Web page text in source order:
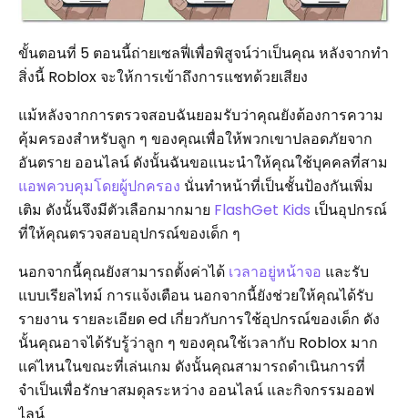
ขั้นตอนที่ 5 ตอนนี้ถ่ายเซลฟี่เพื่อพิสูจน์ว่าเป็นคุณ หลังจากทำ
สิ่งนี้ Roblox จะให้การเข้าถึงการแชทด้วยเสียง
แม้หลังจากการตรวจสอบฉันยอมรับว่าคุณยังต้องการความ
คุ้มครองสำหรับลูก ๆ ของคุณเพื่อให้พวกเขาปลอดภัยจาก
อันตราย ออนไลน์ ดังนั้นฉันขอแนะนำให้คุณใช้บุคคลที่สาม
แอพควบคุมโดยผู้ปกครอง นั่นทำหน้าที่เป็นชั้นป้องกันเพิ่ม
เติม ดังนั้นจึงมีตัวเลือกมากมาย FlashGet Kids เป็นอุปกรณ์
ที่ให้คุณตรวจสอบอุปกรณ์ของเด็ก ๆ
นอกจากนี้คุณยังสามารถตั้งค่าได้ เวลาอยู่หน้าจอ และรับ
แบบเรียลไทม์ การแจ้งเตือน นอกจากนี้ยังช่วยให้คุณได้รับ
รายงาน รายละเอียด ed เกี่ยวกับการใช้อุปกรณ์ของเด็ก ดัง
นั้นคุณอาจได้รับรู้ว่าลูก ๆ ของคุณใช้เวลากับ Roblox มาก
แค่ไหนในขณะที่เล่นเกม ดังนั้นคุณสามารถดำเนินการที่
จำเป็นเพื่อรักษาสมดุลระหว่าง ออนไลน์ และกิจกรรมออฟ
ไลน์